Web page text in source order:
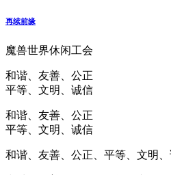
再续前缘
魔兽世界休闲工会
和谐、友善、公正
平等、文明、诚信
和谐、友善、公正
平等、文明、诚信
和谐、友善、公正、平等、文明